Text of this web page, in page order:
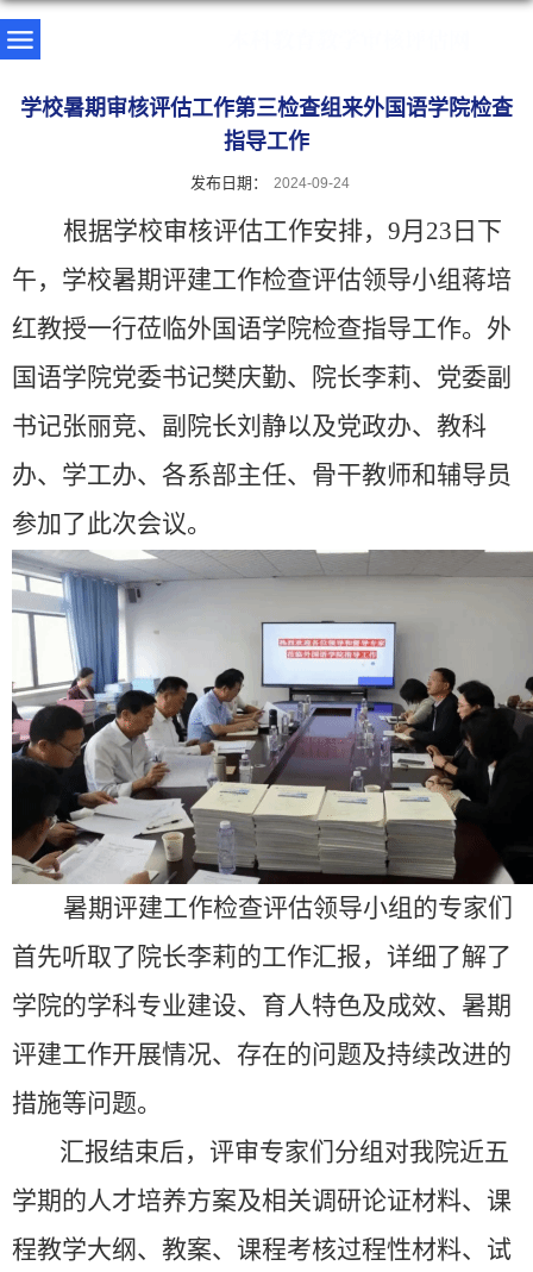
学校暑期审核评估工作第三检查组来外国语学院检查
指导工作
发布日期： 2024-09-24
根据学校审核评估工作安排， 9月23日下
午，学校暑期评建工作检查评估领导小组蒋培
红教授一行莅临外国语学院检查指导工作。外
国语学院党委书记樊庆勤、院长李莉、党委副
书记张丽竞、副院长刘静以及党政办、教科
办、学工办、各系部主任、骨干教师和辅导员
参加了此次会议。
暑期评建工作检查评估领导小组的专家们
首先听取了院长李莉的工作汇报，详细了解了
学院的学科专业建设、育人特色及成效、暑期
评建工作开展情况、存在的问题及持续改进的
措施等问题。
汇报结束后，评审专家们分组对我院近五
学期的人才培养方案及相关调研论证材料、课
程教学大纲、教案、课程考核过程性材料、试